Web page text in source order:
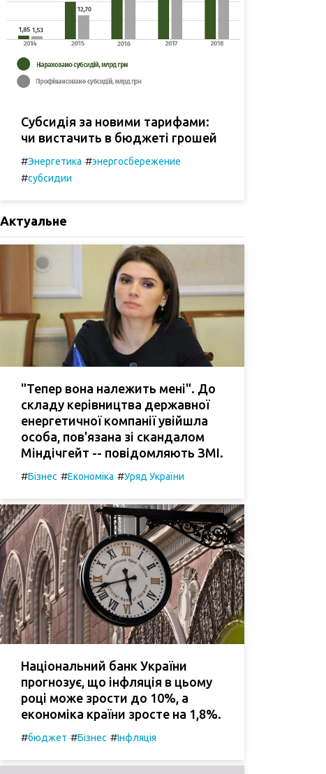
Субсидія за новими тарифами:
чи вистачить в бюджеті грошей
#Энергетика #энергосбережение
#субсидии
Актуальне
"Тепер вона належить мені". До
складу керівництва державної
енергетичної компанії увійшла
особа, пов'язана зі скандалом
Міндічгейт -- повідомляють ЗМІ.
#Бізнес #Економіка #Уряд України
Національний банк України
прогнозує, що інфляція в цьому
році може зрости до 10%, а
економіка країни зросте на 1,8%.
#бюджет #Бізнес #Інфляція